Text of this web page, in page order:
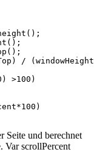
/
>100)
Seite und berechnet
Var scrollPercent